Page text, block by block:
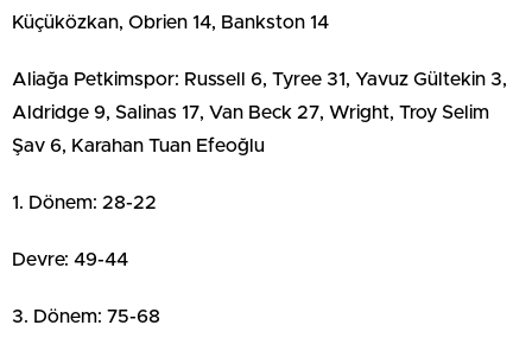
Küçüközkan, Obrien 14, Bankston 14
Aliağa Petkimspor: Russell 6, Tyree 31, Yavuz Gültekin 3,
Aldridge 9, Salinas 17, Van Beck 27, Wright, Troy Selim
Şav 6, Karahan Tuan Efeoğlu
1. Dönem: 28-22
Devre: 49-44
3. Dönem: 75-68